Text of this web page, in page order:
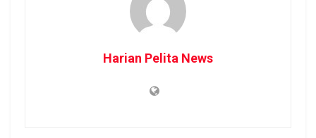
Harian Pelita News